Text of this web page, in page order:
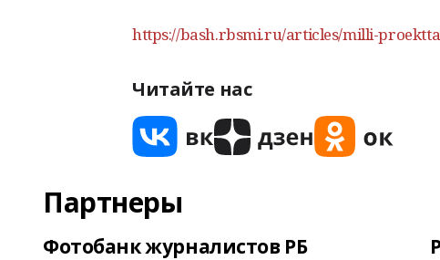
https://bash.rbsmi.ru/articles/milli-
Читайте нас
Партнеры
Фотобанк журналистов РБ